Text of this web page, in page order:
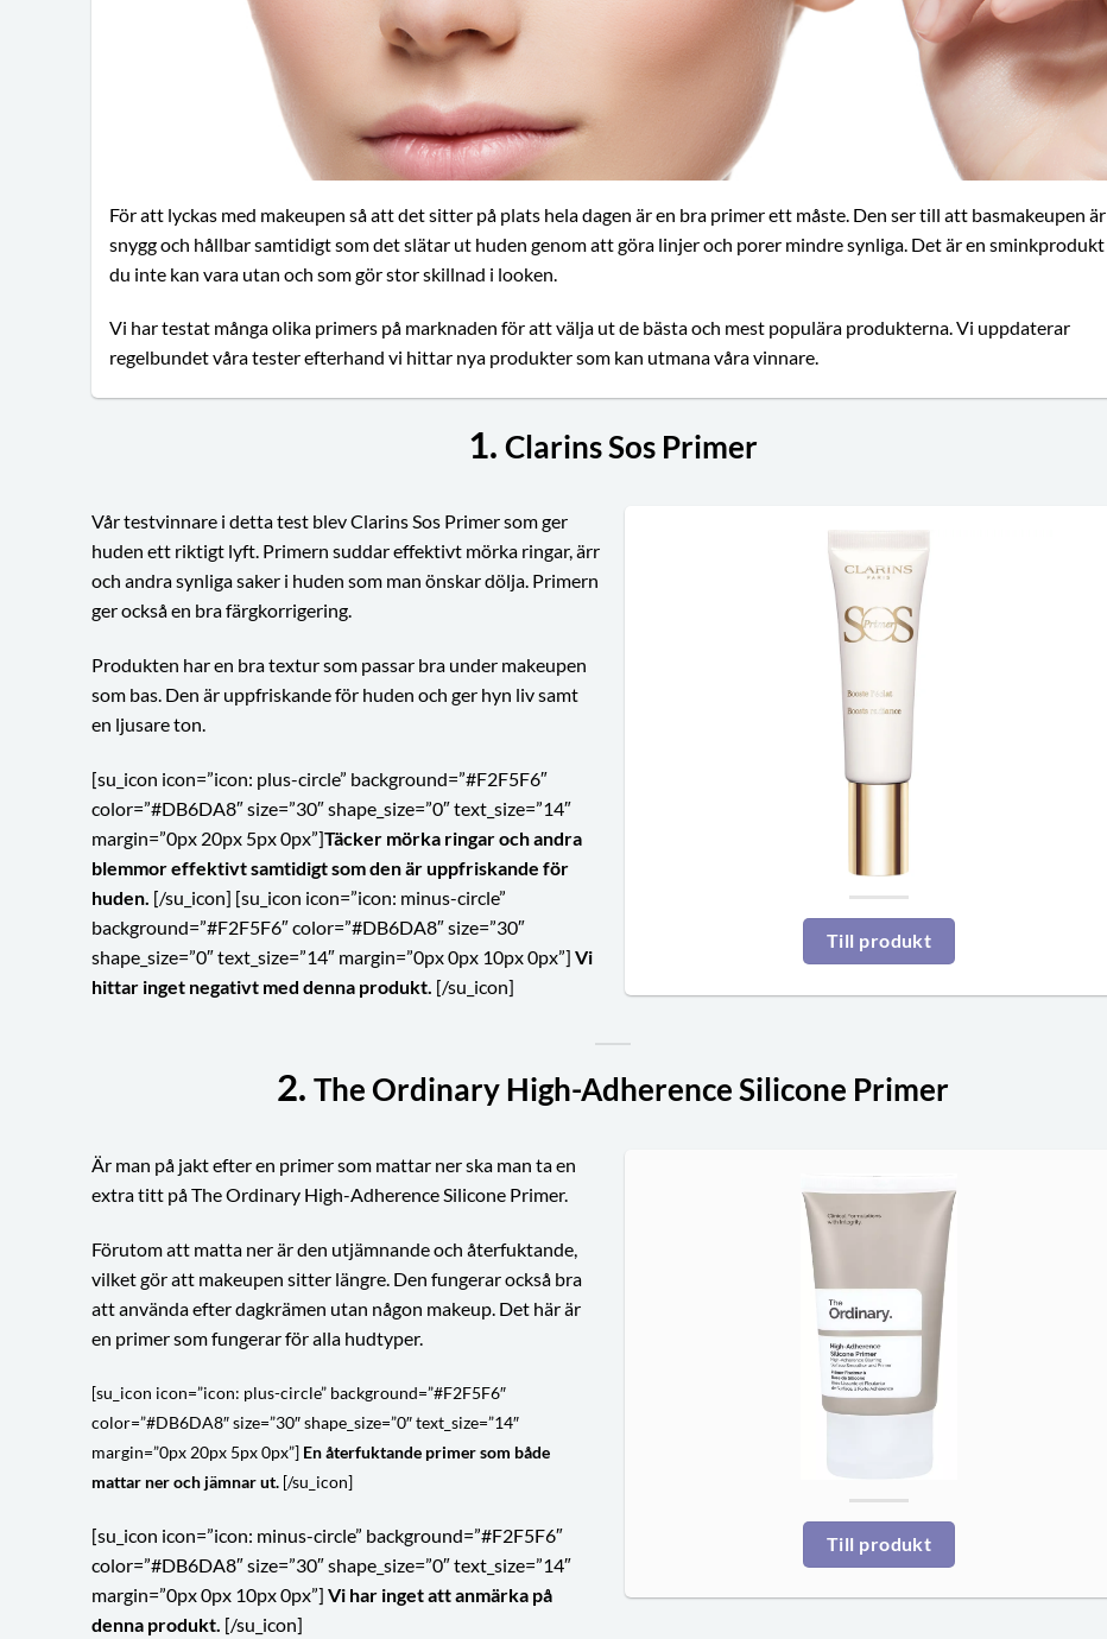
För att lyckas med makeupen så att det sitter på plats hela dagen är en bra primer ett måste. Den ser till att basmakeupen är
snygg och hållbar samtidigt som det slätar ut huden genom att göra linjer och porer mindre synliga. Det är en sminkprodukt
du inte kan vara utan och som gör stor skillnad i looken.
Vi har testat många olika primers på marknaden för att välja ut de bästa och mest populära produkterna. Vi uppdaterar
regelbundet våra tester efterhand vi hittar nya produkter som kan utmana våra vinnare.
1. Clarins Sos Primer
Vår testvinnare i detta test blev Clarins Sos Primer som ger
huden ett riktigt lyft. Primern suddar effektivt mörka ringar, ärr
och andra synliga saker i huden som man önskar dölja. Primern
ger också en bra färgkorrigering.
Produkten har en bra textur som passar bra under makeupen
som bas. Den är uppfriskande för huden och ger hyn liv samt
en ljusare ton.
[su_icon icon=”icon: plus-circle” background=”#F2F5F6″
color=”#DB6DA8″ size=”30″ shape_size=”0″ text_size=”14″
margin=”0px 20px 5px 0px”]Täcker mörka ringar och andra
blemmor effektivt samtidigt som den är uppfriskande för
huden. [/su_icon] [su_icon icon=”icon: minus-circle”
background=”#F2F5F6″ color=”#DB6DA8″ size=”30″
shape_size=”0″ text_size=”14″ margin=”0px 0px 10px 0px”] Vi
hittar inget negativt med denna produkt. [/su_icon]
Till produkt
2. The Ordinary High-Adherence Silicone Primer
Är man på jakt efter en primer som mattar ner ska man ta en
extra titt på The Ordinary High-Adherence Silicone Primer.
Förutom att matta ner är den utjämnande och återfuktande,
vilket gör att makeupen sitter längre. Den fungerar också bra
att använda efter dagkrämen utan någon makeup. Det här är
en primer som fungerar för alla hudtyper.
[su_icon icon=”icon: plus-circle” background=”#F2F5F6″
color=”#DB6DA8″ size=”30″ shape_size=”0″ text_size=”14″
margin=”0px 20px 5px 0px”]En återfuktande primer som både
mattar ner och jämnar ut. [/su_icon]
[su_icon icon=”icon: minus-circle” background=”#F2F5F6″
color=”#DB6DA8″ size=”30″ shape_size=”0″ text_size=”14″
margin=”0px 0px 10px 0px”] Vi har inget att anmärka på
denna produkt. [/su_icon]
Till produkt